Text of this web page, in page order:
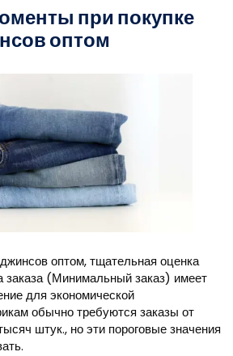
при покупке
оптом
оптом, тщательная оценка
заказа (Минимальный заказ) имеет
для экономической
обычно требуются заказы от
штук., но эти пороговые значения